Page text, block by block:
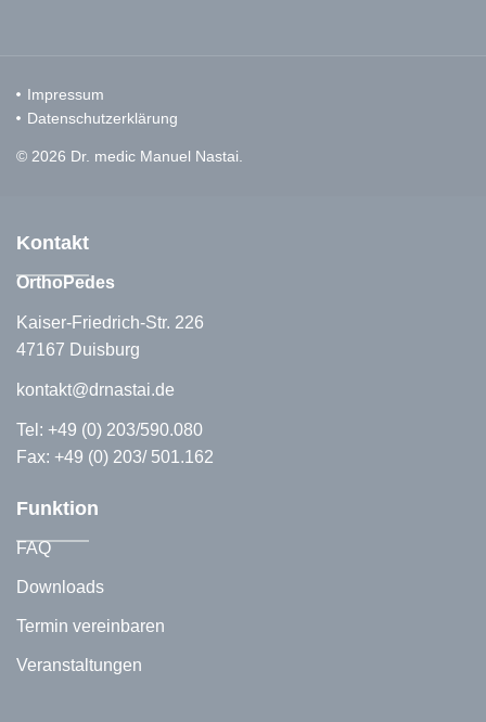
Impressum
Datenschutzerklärung
© 2026 Dr. medic Manuel Nastai.
Kontakt
OrthoPedes
Kaiser-Friedrich-Str. 226
47167 Duisburg
kontakt@drnastai.de
Tel: +49 (0) 203/590.080
Fax: +49 (0) 203/ 501.162
Funktion
FAQ
Downloads
Termin vereinbaren
Veranstaltungen